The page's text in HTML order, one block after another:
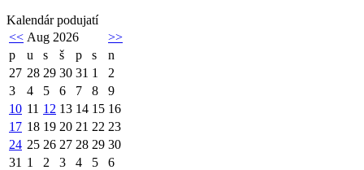
Kalendár podujatí
<< Aug 2026
>>
p
u s š p s
n
27 28 29 30 31 1
2
3
4 5 6 7 8
9
10 11 12 13 14 15 16
17 18 19 20 21 22 23
24 25 26 27 28 29 30
31 1 2 3 4 5
6